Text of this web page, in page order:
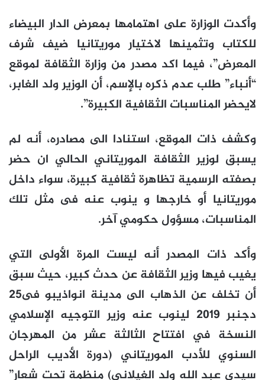
وأكدت الوزارة على اهتمامها بمعرض الدار البيضاء
للكتاب وتثمينها لاختيار موريتانيا ضيف شرف
المعرض”، فيما اكد مصدر من وزارة الثقافة لموقع
“أنباء” طلب عدم ذكره بالإسم، أن الوزير ولد الغابر،
لايحضر المناسبات الثقافية الكبيرة”.
وكشف ذات الموقع، استنادا الى مصادره، أنه لم
يسبق لوزير الثقافة الموريتاني الحالي ان حضر
بصفته الرسمية تظاهرة ثقافية كبيرة، سواء داخل
موريتانيا أو خارجها و ينوب عنه فى مثل تلك
المناسبات، مسؤول حكومي آخر.
وأكد ذات المصدر أنه ليست المرة الأولى التي
يغيب فيها وزير الثقافة عن حدث كبير، حيث سبق
أن تخلف عن الذهاب الى مدينة انواذيبو فى25
دجنبر 2019 لينوب عنه وزير التوجيه الإسلامي
النسخة في افتتاح الثالثة عشر من المهرجان
السنوي للأدب الموريتاني (دورة الأديب الراحل
سيدي عبد الله ولد الغيلاني) منظمة تحت شعار”